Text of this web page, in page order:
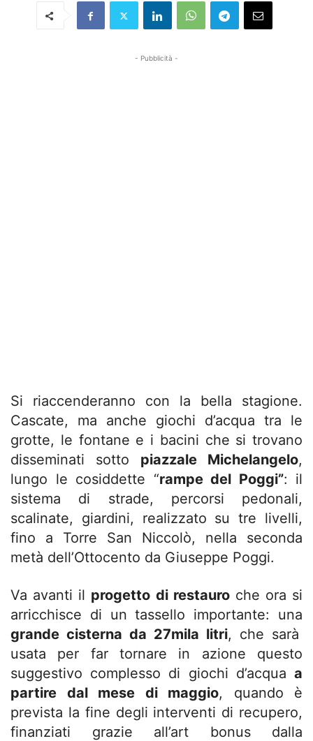
- Pubblicità -
Si riaccenderanno con la bella stagione.
Cascate, ma anche giochi d’acqua tra le
grotte, le fontane e i bacini che si trovano
disseminati sotto piazzale Michelangelo,
lungo le cosiddette “rampe del Poggi”: il
sistema di strade, percorsi pedonali,
scalinate, giardini, realizzato su tre livelli,
fino a Torre San Niccolò, nella seconda
metà dell’Ottocento da Giuseppe Poggi.
Va avanti il progetto di restauroche ora si
arricchisce di un tassello importante: una
grande cisterna da 27mila litri, che sarà
usata per far tornare in azione questo
suggestivo complesso di giochi d’acqua a
partire dal mese di maggio, quando è
prevista la fine degli interventi di recupero,
finanziati grazie all’art bonus dalla